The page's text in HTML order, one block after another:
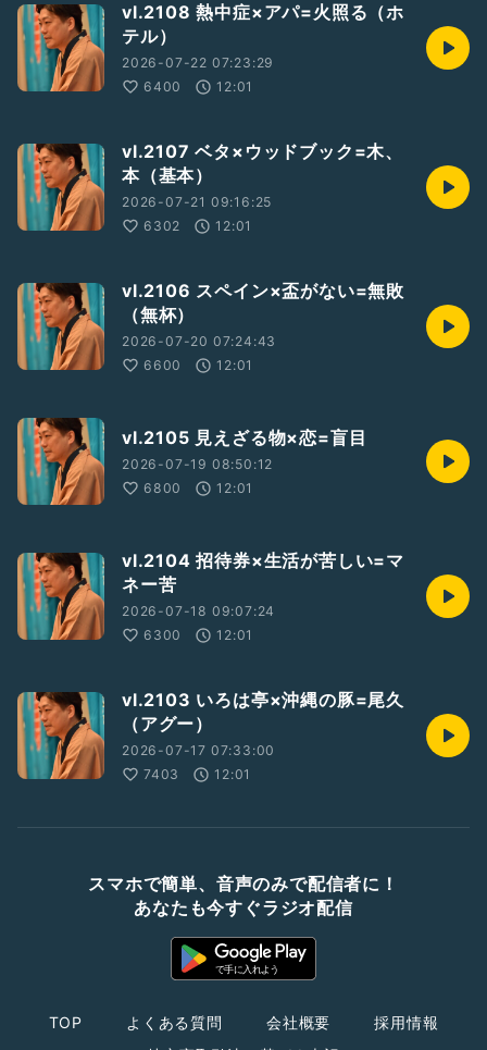
vl.2108 熱中症×アパ=火照る（ホ
テル）
2026-07-22 07:23:29
6400
12:01
vl.2107 ベタ×ウッドブック=木、
本（基本）
2026-07-21 09:16:25
6302
12:01
vl.2106 スペイン×盃がない=無敗
（無杯）
2026-07-20 07:24:43
6600
12:01
vl.2105 見えざる物×恋=盲目
2026-07-19 08:50:12
6800
12:01
vl.2104 招待券×生活が苦しい=マ
ネー苦
2026-07-18 09:07:24
6300
12:01
vl.2103 いろは亭×沖縄の豚=尾久
（アグー）
2026-07-17 07:33:00
7403
12:01
スマホで簡単、音声のみで配信者に！
あなたも今すぐラジオ配信
TOP よくある質問 会社概要
採用情報